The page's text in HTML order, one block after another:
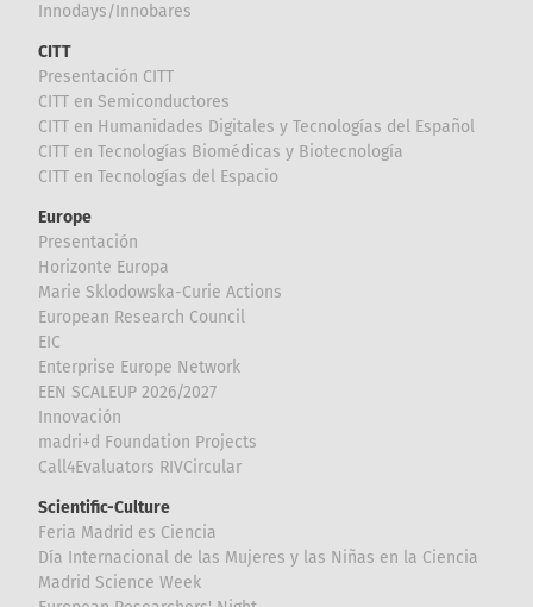
Innodays/Innobares
CITT
Presentación CITT
CITT en Semiconductores
CITT en Humanidades Digitales y Tecnologías del Español
CITT en Tecnologías Biomédicas y Biotecnología
CITT en Tecnologías del Espacio
Europe
Presentación
Horizonte Europa
Marie Sklodowska-Curie Actions
European Research Council
EIC
Enterprise Europe Network
EEN SCALEUP 2026/2027
Innovación
madri+d Foundation Projects
Call4Evaluators RIVCircular
Scientific-Culture
Feria Madrid es Ciencia
Día Internacional de las Mujeres y las Niñas en la Ciencia
Madrid Science Week